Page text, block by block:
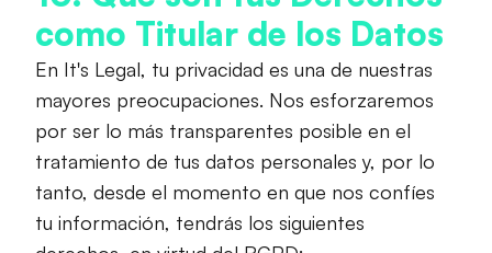
como Titular de los Datos
En It's Legal, tu privacidad es una de nuestras
mayores preocupaciones. Nos esforzaremos
por ser lo más transparentes posible en el
tratamiento de tus datos personales y, por lo
tanto, desde el momento en que nos confíes
tu información, tendrás los siguientes